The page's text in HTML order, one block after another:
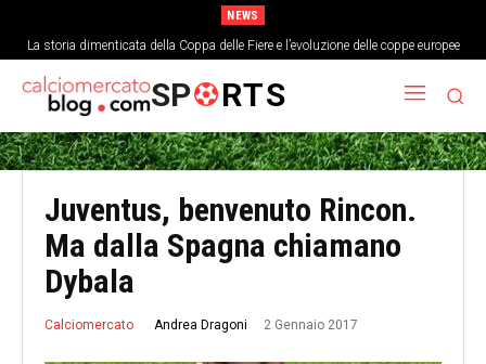
NEWS
La storia dimenticata della Coppa delle Fiere e l’evoluzione delle coppe europee
SP RTS
Juventus, benvenuto Rincon.
Ma dalla Spagna chiamano
Dybala
Calciomercato Andrea Dragoni 2 Gennaio 2017